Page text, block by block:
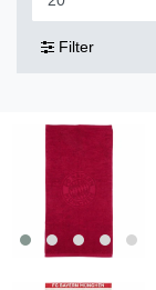
Filter